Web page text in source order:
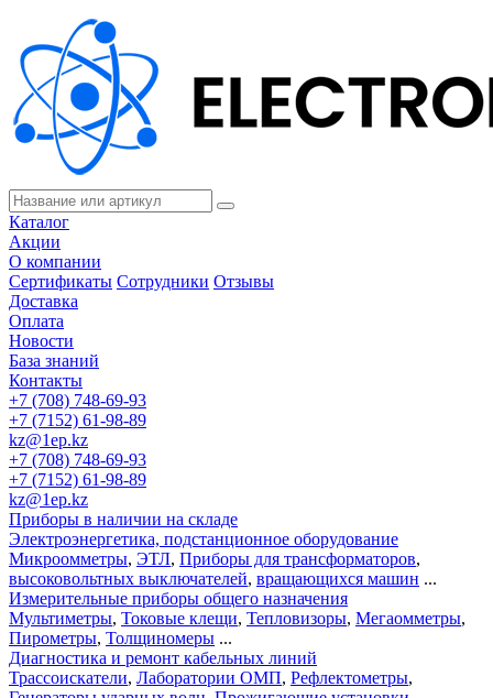
Каталог
Акции
О компании
Сертификаты Сотрудники Отзывы
Доставка
Оплата
Новости
База знаний
Контакты
+7 (708) 748-69-93
+7 (7152) 61-98-89
kz@1ep.kz
+7 (708) 748-69-93
+7 (7152) 61-98-89
kz@1ep.kz
Приборы в наличии на складе
Электроэнергетика, подстанционное оборудование
Микроомметры, ЭТЛ, Приборы для трансформаторов,
высоковольтных выключателей, вращающихся машин ...
Измерительные приборы общего назначения
Мультиметры, Токовые клещи, Тепловизоры, Мегаомметры,
Пирометры, Толщиномеры ...
Диагностика и ремонт кабельных линий
Трассоискатели, Лаборатории ОМП, Рефлектометры,